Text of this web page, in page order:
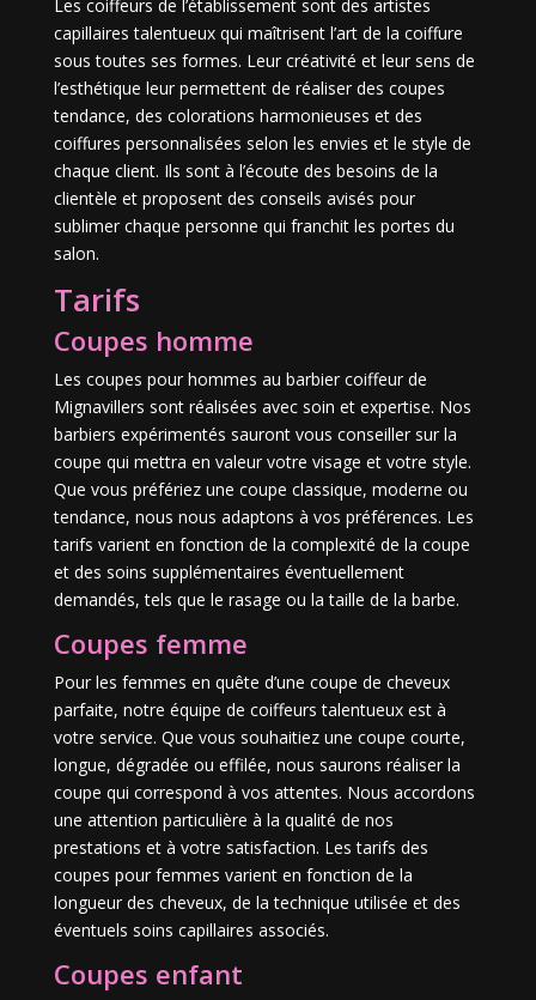
Les coiffeurs de l’établissement sont des artistes
capillaires talentueux qui maîtrisent l’art de la coiffure
sous toutes ses formes. Leur créativité et leur sens de
l’esthétique leur permettent de réaliser des coupes
tendance, des colorations harmonieuses et des
coiffures personnalisées selon les envies et le style de
chaque client. Ils sont à l’écoute des besoins de la
clientèle et proposent des conseils avisés pour
sublimer chaque personne qui franchit les portes du
salon.
Tarifs
Coupes homme
Les coupes pour hommes au barbier coiffeur de
Mignavillers sont réalisées avec soin et expertise. Nos
barbiers expérimentés sauront vous conseiller sur la
coupe qui mettra en valeur votre visage et votre style.
Que vous préfériez une coupe classique, moderne ou
tendance, nous nous adaptons à vos préférences. Les
tarifs varient en fonction de la complexité de la coupe
et des soins supplémentaires éventuellement
demandés, tels que le rasage ou la taille de la barbe.
Coupes femme
Pour les femmes en quête d’une coupe de cheveux
parfaite, notre équipe de coiffeurs talentueux est à
votre service. Que vous souhaitiez une coupe courte,
longue, dégradée ou effilée, nous saurons réaliser la
coupe qui correspond à vos attentes. Nous accordons
une attention particulière à la qualité de nos
prestations et à votre satisfaction. Les tarifs des
coupes pour femmes varient en fonction de la
longueur des cheveux, de la technique utilisée et des
éventuels soins capillaires associés.
Coupes enfant